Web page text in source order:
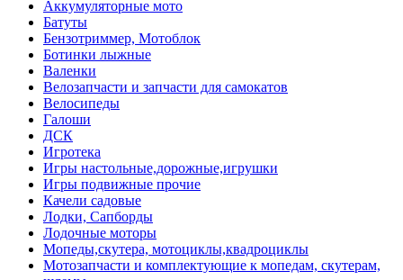
Аккумуляторные мото
Батуты
Бензотриммер, Мотоблок
Ботинки лыжные
Валенки
Велозапчасти и запчасти для самокатов
Велосипеды
Галоши
ДСК
Игротека
Игры настольные,дорожные,игрушки
Игры подвижные прочие
Качели садовые
Лодки, Сапборды
Лодочные моторы
Мопеды,скутера, мотоциклы,квадроциклы
Мотозапчасти и комплектующие к мопедам, скутерам,